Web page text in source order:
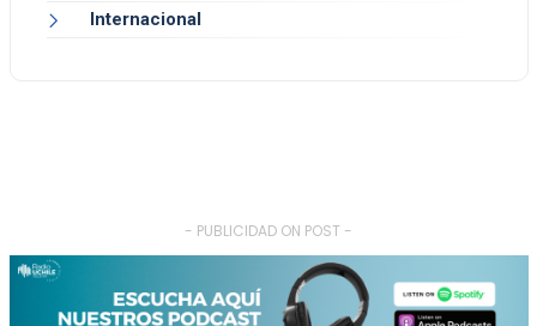
Internacional
- PUBLICIDAD ON POST -